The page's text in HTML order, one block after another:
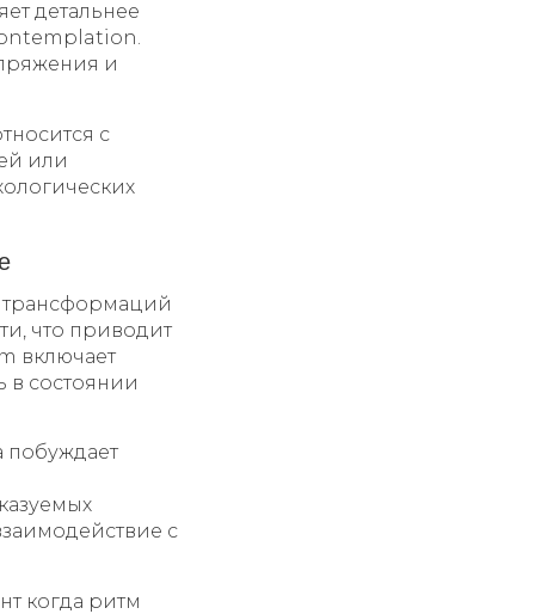
детальнее
и
с
или
что приводит
включает
в состоянии
побуждает
с
когда ритм